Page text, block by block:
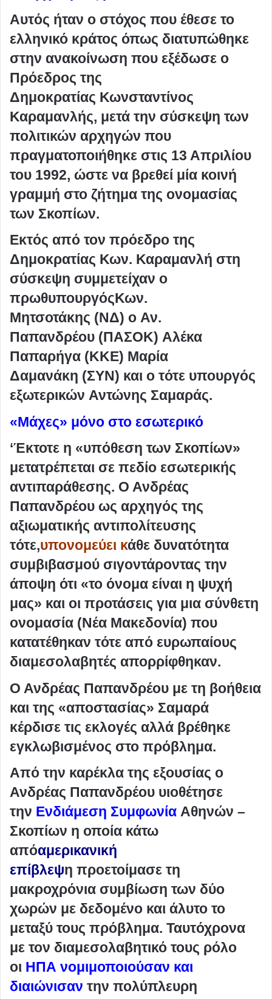
Αυτός ήταν ο στόχος που έθεσε το
ελληνικό κράτος όπως διατυπώθηκε
στην ανακοίνωση που εξέδωσε ο
Πρόεδρος της
Δημοκρατίας Κωνσταντίνος
Καραμανλής, μετά την σύσκεψη των
πολιτικών αρχηγών που
πραγματοποιήθηκε στις 13 Απριλίου
του 1992, ώστε να βρεθεί μία κοινή
γραμμή στο ζήτημα της ονομασίας
των Σκοπίων.
Εκτός από τον πρόεδρο της
Δημοκρατίας Κων. Καραμανλή στη
σύσκεψη συμμετείχαν ο
πρωθυπουργόςΚων.
Μητσοτάκης (ΝΔ) ο Αν.
Παπανδρέου (ΠΑΣΟΚ) Αλέκα
Παπαρήγα (ΚΚΕ) Μαρία
Δαμανάκη (ΣΥΝ) και ο τότε υπουργός
εξωτερικών Αντώνης Σαμαράς.
«Μάχες» μόνο στο εσωτερικό
‘Έκτοτε η «υπόθεση των Σκοπίων»
μετατρέπεται σε πεδίο εσωτερικής
αντιπαράθεσης. Ο Ανδρέας
Παπανδρέου ως αρχηγός της
αξιωματικής αντιπολίτευσης
τότε,υπονομεύει κάθε δυνατότητα
συμβιβασμού σιγοντάροντας την
άποψη ότι «το όνομα είναι η ψυχή
μας» και οι προτάσεις για μια σύνθετη
ονομασία (Νέα Μακεδονία) που
κατατέθηκαν τότε από ευρωπαίους
διαμεσολαβητές απορρίφθηκαν.
Ο Ανδρέας Παπανδρέου με τη βοήθεια
και της «αποστασίας» Σαμαρά
κέρδισε τις εκλογές αλλά βρέθηκε
εγκλωβισμένος στο πρόβλημα.
Από την καρέκλα της εξουσίας ο
Ανδρέας Παπανδρέου υιοθέτησε
την Ενδιάμεση Συμφωνία Αθηνών –
Σκοπίων η οποία κάτω
απόαμερικανική
επίβλεψη προετοίμασε τη
μακροχρόνια συμβίωση των δύο
χωρών με δεδομένο και άλυτο το
μεταξύ τους πρόβλημα. Ταυτόχρονα
με τον διαμεσολαβητικό τους ρόλο
οι ΗΠΑ νομιμοποιούσαν και
διαιώνισαν την πολύπλευρη